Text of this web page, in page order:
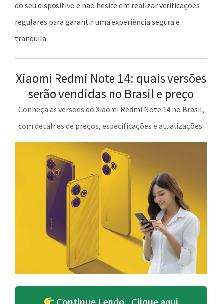
do seu dispositivo e não hesite em realizar verificações
regulares para garantir uma experiência segura e
tranquila.
Xiaomi Redmi Note 14: quais versões
serão vendidas no Brasil e preço
Conheça as versões do Xiaomi Redmi Note 14 no Brasil,
com detalhes de preços, especificações e atualizações.
Continue Lendo.. Clique aqui